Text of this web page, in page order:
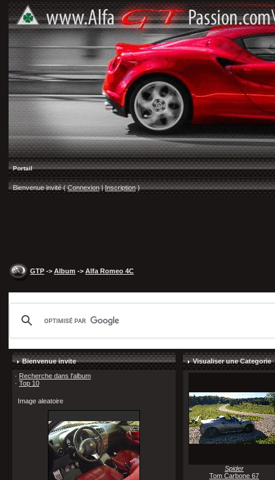
Portail
Bienvenue invité ( Connexion |Inscription)
GTP -> Album -> Alfa Romeo 4C
Bienvenue invite
· Recherche dans l'album
· Top 10
Image aleatoire
Visualiser une Categorie
Spider
Tom Carbone 67